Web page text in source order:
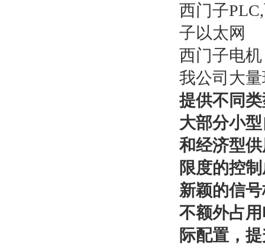
西门子
子以太网
西门子电
我公司大
提供不同
大部分小
和经济型
限度的控
新颖的信
不额外占
际配置，